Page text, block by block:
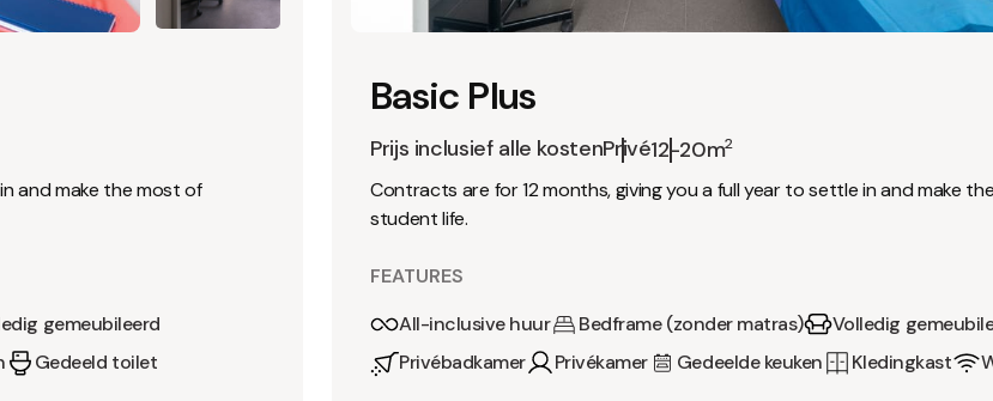
and make the most of
gemeubileerd
Gedeeld toilet
Basic Plus
Prijs inclusief alle kostenPrivé12-20m2
Contracts are for 12 months, giving you a full year to settle in and make
student life.
FEATURES
All-inclusive huur
Bedframe (zonder matras)
Volledig
Privébadkamer
Privékamer Gedeelde keuken Kledingkast